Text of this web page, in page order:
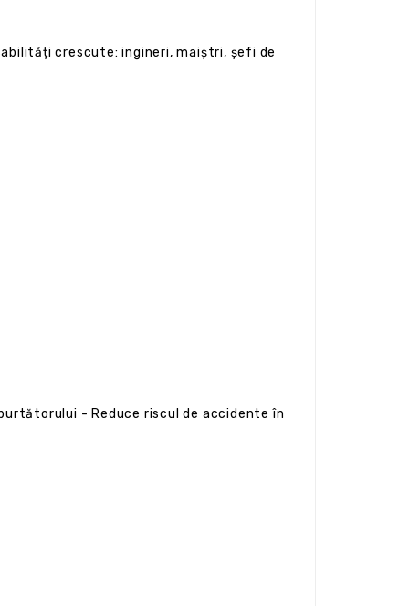
crescute: ingineri, maiștri, șefi de
- Reduce riscul de accidente în